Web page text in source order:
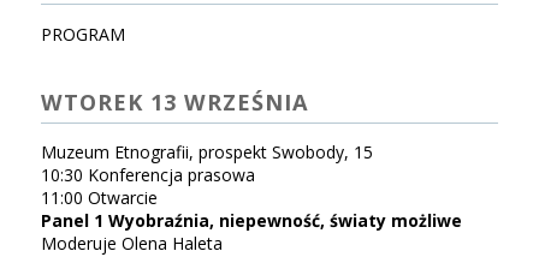
PROGRAM
WTOREK 13 WRZEŚNIA
Muzeum Etnografii, prospekt Swobody, 15
10:30 Konferencja prasowa
11:00 Otwarcie
Panel 1 Wyobraźnia, niepewność, światy możliwe
Moderuje Olena Haleta